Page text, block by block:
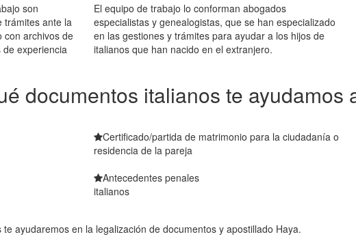
son
trámites ante la
con archivos de
experiencia
El equipo de trabajo lo conforman abogados
especialistas y genealogistas, que se han especializado
en las gestiones y trámites para ayudar a los hijos de
italianos que han nacido en el extranjero.
documentos italianos te ayudamos
Certificado/partida de matrimonio para la ciudadanía o
residencia de la pareja
Antecedentes penales
italianos
ayudaremos en la legalización de documentos y apostillado Haya.